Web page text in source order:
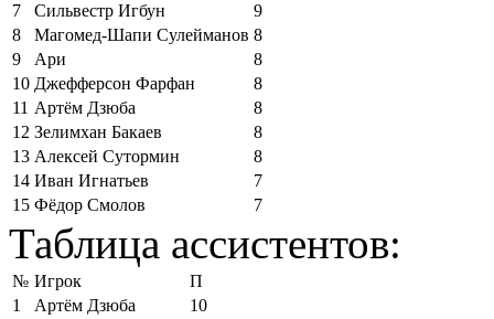
7
Сильвестр Игбун
9
8
Магомед-Шапи Сулейманов 8
9
Ари
8
10 Джефферсон Фарфан
8
11 Артём Дзюба
8
12 Зелимхан Бакаев
8
13 Алексей Сутормин
8
14 Иван Игнатьев
7
15 Фёдор Смолов 7
Таблица ассистентов:
№ Игрок
П
1
Артём Дзюба
10